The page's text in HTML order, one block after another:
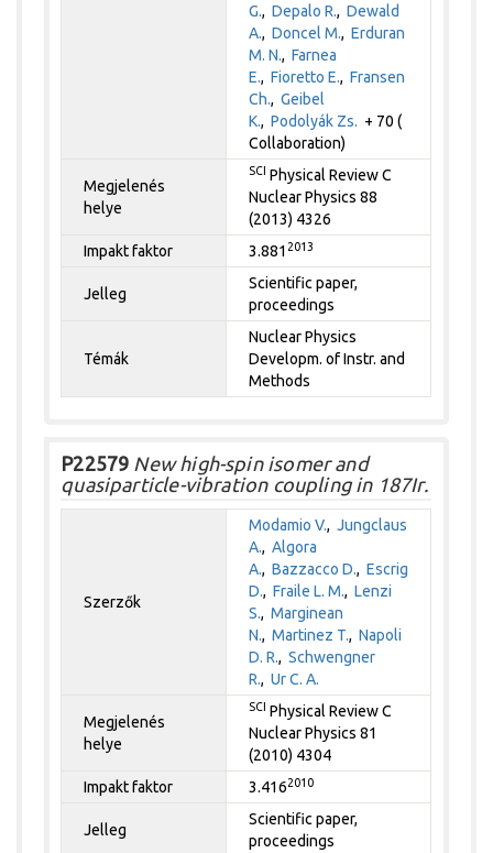
G.,Depalo R.,Dewald
A.,Doncel M.,Erduran
M. N.,Farnea
E.,Fioretto E.,Fransen
Ch.,Geibel
K.,Podolyák Zs. + 70 (
Collaboration)
Megjelenés
helye
SCI Physical Review C
Nuclear Physics 88
(2013) 4326
Impakt faktor
3.881 2013
Jelleg
Scientific paper,
proceedings
Témák
Nuclear Physics
Developm. of Instr. and
Methods
P22579 New high-spin isomer and
quasiparticle-vibration coupling in 187Ir.
Szerzők
Modamio V.,Jungclaus
A.,Algora
A.,Bazzacco D.,Escrig
D.,Fraile L. M.,Lenzi
S.,Marginean
N.,Martinez T.,Napoli
D. R.,Schwengner
R.,Ur C. A.
Megjelenés
helye
SCI Physical Review C
Nuclear Physics 81
(2010) 4304
Impakt faktor
3.4162010
Jelleg
Scientific paper,
proceedings